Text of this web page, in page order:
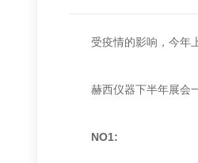
受疫情的影响，今年上
赫西仪器下半年展会一
NO1: